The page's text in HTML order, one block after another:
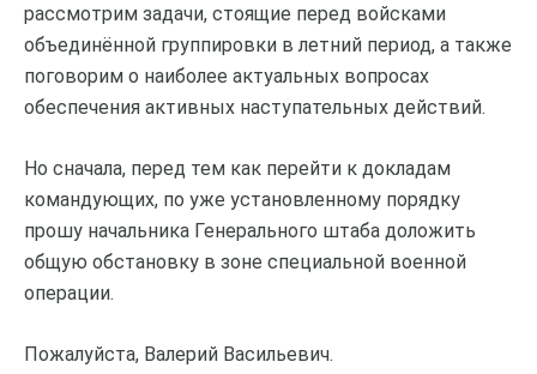
рассмотрим задачи, стоящие перед войсками
объединённой группировки в летний период, а также
поговорим о наиболее актуальных вопросах
обеспечения активных наступательных действий.
Но сначала, перед тем как перейти к докладам
командующих, по уже установленному порядку
прошу начальника Генерального штаба доложить
общую обстановку в зоне специальной военной
операции.
Пожалуйста, Валерий Васильевич.